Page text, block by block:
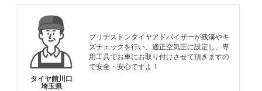
タイヤ館川口
埼玉県
ブリヂストンタイヤアドバイザーが残溝やキ
ズチェックを行い、適正空気圧に設定し、専
用工具でお車にお取り付けさせて頂きますの
で安全・安心ですよ！